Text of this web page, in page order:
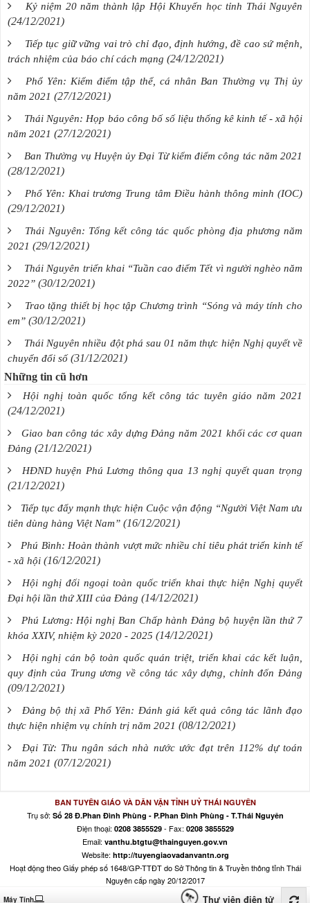
Kỷ niệm 20 năm thành lập Hội Khuyến học tỉnh Thái Nguyên
(24/12/2021)
Tiếp tục giữ vững vai trò chỉ đạo, định hướng, đề cao sứ mệnh,
trách nhiệm của báo chí cách mạng (24/12/2021)
Phổ Yên: Kiểm điểm tập thể, cá nhân Ban Thường vụ Thị ủy
năm 2021 (27/12/2021)
Thái Nguyên: Họp báo công bố số liệu thống kê kinh tế - xã hội
năm 2021 (27/12/2021)
Ban Thường vụ Huyện ủy Đại Từ kiểm điểm công tác năm 2021
(28/12/2021)
Phổ Yên: Khai trương Trung tâm Điều hành thông minh (IOC)
(29/12/2021)
Thái Nguyên: Tổng kết công tác quốc phòng địa phương năm
2021 (29/12/2021)
Thái Nguyên triển khai “Tuần cao điểm Tết vì người nghèo năm
2022” (30/12/2021)
Trao tặng thiết bị học tập Chương trình “Sóng và máy tính cho
em” (30/12/2021)
Thái Nguyên nhiều đột phá sau 01 năm thực hiện Nghị quyết về
chuyển đổi số (31/12/2021)
Những tin cũ hơn
Hội nghị toàn quốc tổng kết công tác tuyên giáo năm 2021
(24/12/2021)
Giao ban công tác xây dựng Đảng năm 2021 khối các cơ quan
Đảng (21/12/2021)
HĐND huyện Phú Lương thông qua 13 nghị quyết quan trọng
(21/12/2021)
Tiếp tục đẩy mạnh thực hiện Cuộc vận động “Người Việt Nam ưu
tiên dùng hàng Việt Nam” (16/12/2021)
Phú Bình: Hoàn thành vượt mức nhiều chỉ tiêu phát triển kinh tế
- xã hội (16/12/2021)
Hội nghị đối ngoại toàn quốc triển khai thực hiện Nghị quyết
Đại hội lần thứ XIII của Đảng (14/12/2021)
Phú Lương: Hội nghị Ban Chấp hành Đảng bộ huyện lần thứ 7
khóa XXIV, nhiệm kỳ 2020 - 2025 (14/12/2021)
Hội nghị cán bộ toàn quốc quán triệt, triển khai các kết luận,
quy định của Trung ương về công tác xây dựng, chỉnh đốn Đảng
(09/12/2021)
Đảng bộ thị xã Phổ Yên: Đánh giá kết quả công tác lãnh đạo
thực hiện nhiệm vụ chính trị năm 2021 (08/12/2021)
Đại Từ: Thu ngân sách nhà nước ước đạt trên 112% dự toán
năm 2021 (07/12/2021)
BAN TUYÊN GIÁO VÀ DÂN VẬN TỈNH UỶ THÁI NGUYÊN
Trụ sở: Số 28 Đ.Phan Đình Phùng - P.Phan Đình Phùng - T.Thái Nguyên
Điện thoại: 0208 3855529- Fax: 0208 3855529
Email: vanthu.btgtu@thainguyen.gov.vn
Website: http://tuyengiaovadanvantn.org
Hoạt động theo Giấy phép số 1648/GP-TTĐT do Sở Thông tin & Truyền thông tỉnh Thái
Nguyên cấp ngày 20/12/2017
Máy Tính Thư viện điện tử